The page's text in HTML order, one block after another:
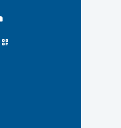
Bund
Bund